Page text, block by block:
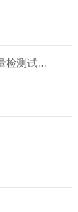
人造板VOC甲醛释放量检测试验箱